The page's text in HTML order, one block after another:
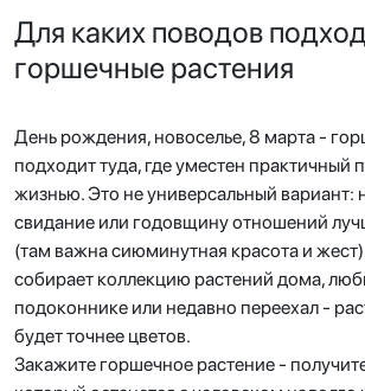
Для каких поводов
горшечные растения
День рождения, новоселье, 8 марта -
подходит туда, где уместен практичный
жизнью. Это не универсальный вариант:
свидание или годовщину отношений
(там важна сиюминутная красота и
собирает коллекцию растений дома,
подоконнике или недавно переехал -
будет точнее цветов.
Закажите горшечное растение -